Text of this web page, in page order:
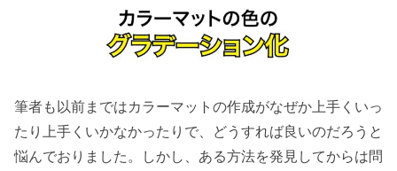
筆者も以前まではカラーマットの作成がなぜか上手くいっ
たり上手くいかなかったりで、どうすれば良いのだろうと
悩んでおりました。しかし、ある方法を発見してからは問